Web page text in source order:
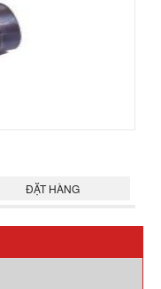
ĐẶT HÀNG